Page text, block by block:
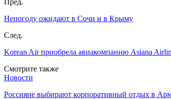
Непогоду ожидают в Сочи и в Крыму
След.
Korean Air приобрела авиакомпанию Asiana
Смотрите также
Новости
Россияне выбирают корпоративный отдых в